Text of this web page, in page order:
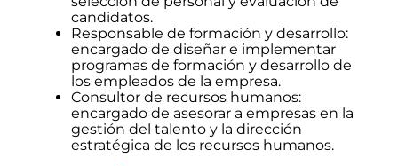
candidatos.
Responsable de formación y desarrollo:
encargado de diseñar e implementar
programas de formación y desarrollo de
los empleados de la empresa.
Consultor de recursos humanos:
encargado de asesorar a empresas en la
gestión del talento y la dirección
estratégica de los recursos humanos.